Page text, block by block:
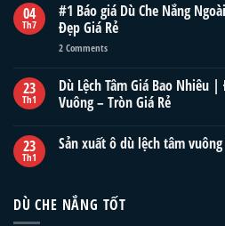
04
Th7
#1 Báo giá Dù Che Nắng
Đẹp Giá Rẻ
2 Comments
23
Th1
Dù Lệch Tâm Giá Bao Nhiêu |
Vuông – Tròn Giá Rẻ
23
Th1
Sản xuất ô dù lệch tâm
DÙ CHE NẮNG TỐT